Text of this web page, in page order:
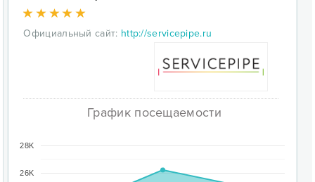
Официальный сайт: http://servicepipe.ru
График посещаемости
26K
28K